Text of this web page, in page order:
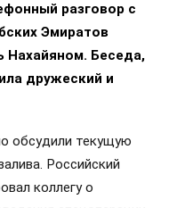
разговор с
Эмиратов
Нахайяном. Беседа,
дружеский и
обсудили текущую
Российский
коллегу о